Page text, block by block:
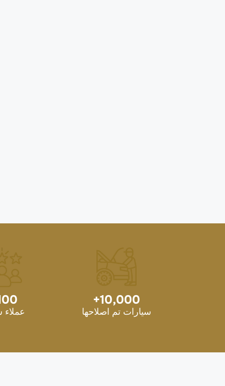
10,000
+
سيارات تم اصلاحها عملاء